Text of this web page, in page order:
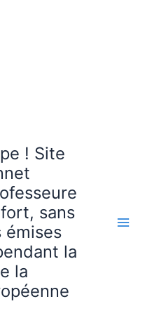
! Site
sans
émises
la
la